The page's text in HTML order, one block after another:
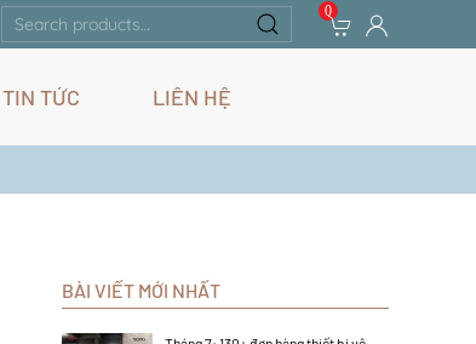
Search
for:
0
TIN TỨC LIÊN HỆ
BÀI VIẾT MỚI NHẤT